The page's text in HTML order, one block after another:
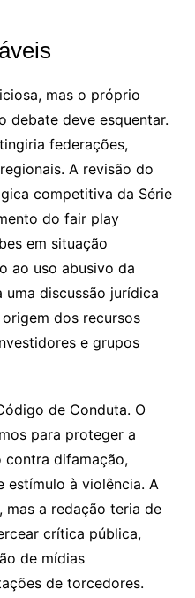
mas o próprio
debate deve esquentar.
federações,
A revisão do
competitiva da Série
do fair play
em situação
ao uso abusivo da
discussão jurídica
dos recursos
e grupos
de Conduta. O
para proteger a
contra difamação,
estímulo à violência. A
mas a redação teria de
crítica pública,
de mídias
de torcedores.